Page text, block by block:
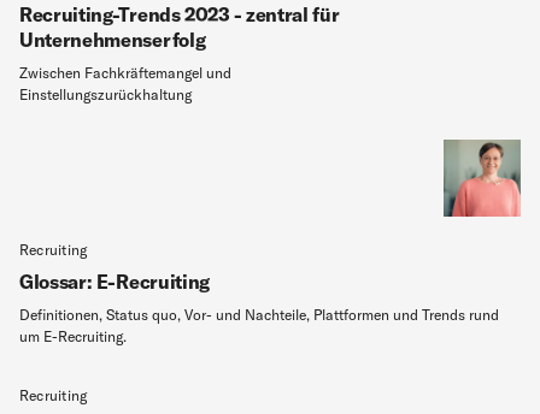
Recruiting-Trends 2023 - zentral für
Unternehmenserfolg
Zwischen Fachkräftemangel und
Einstellungszurückhaltung
Recruiting
Glossar: E-Recruiting
Definitionen, Status quo, Vor- und Nachteile, Plattformen und Trends rund
um E-Recruiting.
Recruiting